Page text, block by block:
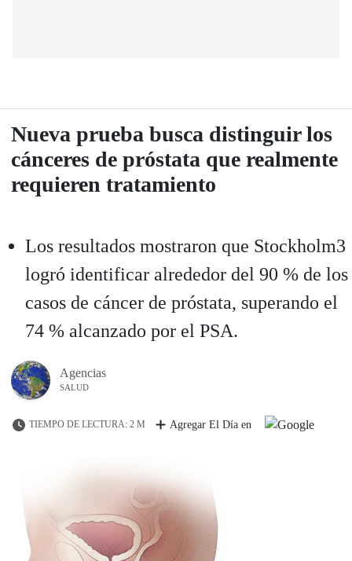
Nueva prueba busca distinguir los
cánceres de próstata que realmente
requieren tratamiento
Los resultados mostraron que Stockholm3
logró identificar alrededor del 90 % de los
casos de cáncer de próstata, superando el
74 % alcanzado por el PSA.
Agencias
SALUD
TIEMPO DE LECTURA: 2 M Agregar El Día en